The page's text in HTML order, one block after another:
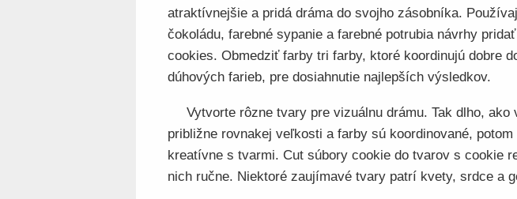
atraktívnejšie a pridá dráma do svojho zásobníka.
čokoládu, farebné sypanie a farebné potrubia návrhy
cookies. Obmedziť farby tri farby, ktoré koordinujú dobre
dúhových farieb, pre dosiahnutie najlepších výsledkov.
Vytvorte rôzne tvary pre vizuálnu drámu. Tak dlho, ako
približne rovnakej veľkosti a farby sú koordinované,
kreatívne s tvarmi. Cut súbory cookie do tvarov s cookie
nich ručne. Niektoré zaujímavé tvary patrí kvety, srdce a